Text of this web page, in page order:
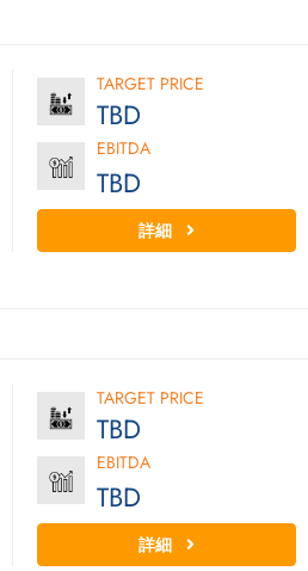
TARGET PRICE
TBD
EBITDA
TBD
詳細
TARGET PRICE
TBD
EBITDA
TBD
詳細